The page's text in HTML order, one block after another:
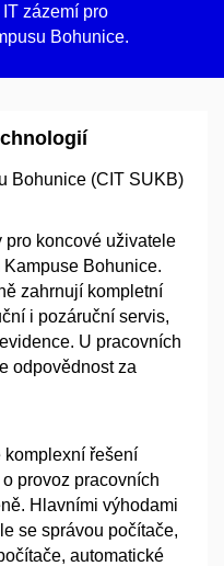
zázemí pro
Bohunice.
Bohunice (CIT SUKB)
koncové uživatele
Bohunice.
zahrnují kompletní
i pozáruční servis,
U pracovních
odpovědnost za
komplexní řešení
provoz pracovních
Hlavními výhodami
se správou počítače,
automatické